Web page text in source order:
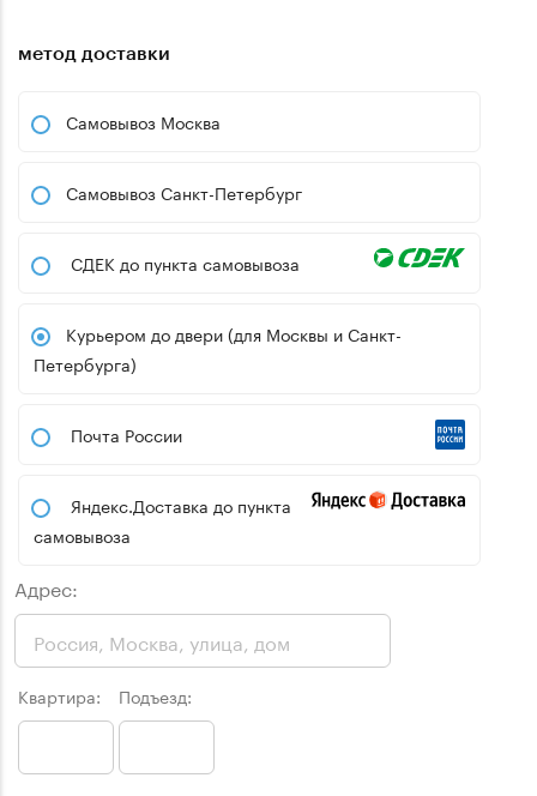
метод доставки
Самовывоз Москва
Самовывоз Санкт-Петербург
СДЕК до пункта самовывоза
Курьером до двери (для Москвы и Санкт-
Петербурга)
Почта России
Яндекс.Доставка до пункта
самовывоза
Адрес:
Квартира: Подъезд: